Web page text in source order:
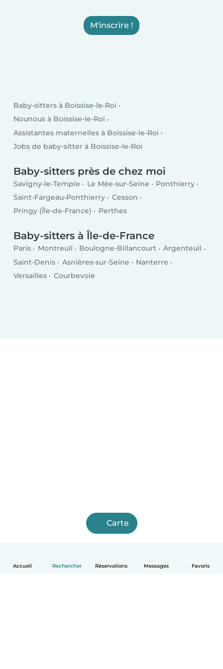
Accueil Rechercher Réservations Messages Favoris
M'inscrire !
Baby-sitters à Boissise-le-Roi
Nounous à Boissise-le-Roi
Assistantes maternelles à Boissise-le-Roi
Jobs de baby-sitter à Boissise-le-Roi
Baby-sitters près de chez moi
Savigny-le-Temple Le Mée-sur-Seine
Ponthierry
Saint-Fargeau-Ponthierry
Cesson
Pringy (Île-de-France)
Perthes
Baby-sitters à Île-de-France
Paris Montreuil Boulogne-Billancourt
Argenteuil
Saint-Denis
Asnières-sur-Seine
Nanterre
Versailles
Courbevoie
Carte